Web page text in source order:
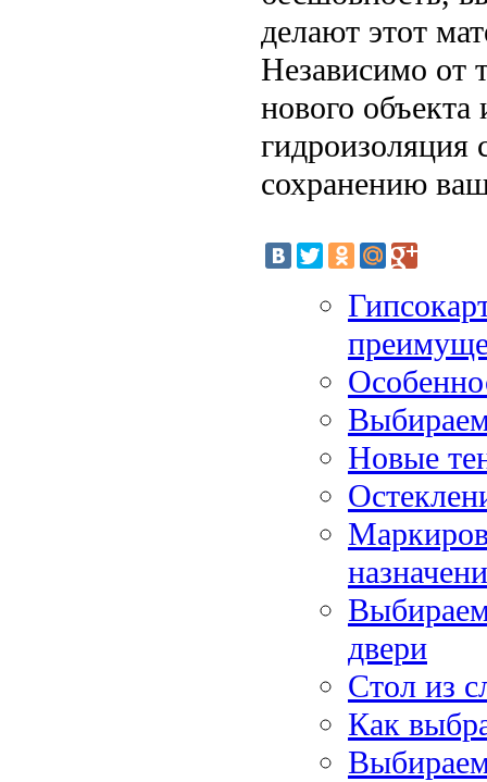
делают этот
Независимо от
нового
гидроизоляция
сохранению
Новые
двери
Стол из
Как